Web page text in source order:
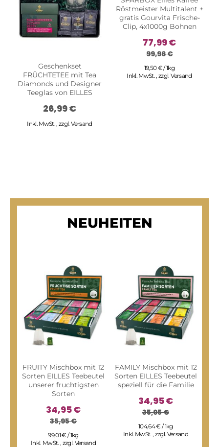
Geschenkset
FRÜCHTETEE mit Tea
Diamonds und Designer
Teeglas von EILLES
26,99 €
Inkl. MwSt.,zzgl.Versand
Röstmeister Multitalent +
gratis Gourvita Frische-
Clip, 4x1000g Bohnen
77,99 €
99,96 €
19,50 € / 1kg
Inkl. MwSt.,zzgl.Versand
NEUHEITEN
FRUITY Mischbox mit 12
Sorten EILLES Teebeutel
unserer fruchtigsten
Sorten
34,95 €
35,95 €
99,01 € / 1kg
Inkl. MwSt. , zzgl. Versand
FAMILY Mischbox mit 12
Sorten EILLES Teebeutel
speziell für die Familie
34,95 €
35,95 €
104,64 € / 1kg
Inkl. MwSt. , zzgl. Versand